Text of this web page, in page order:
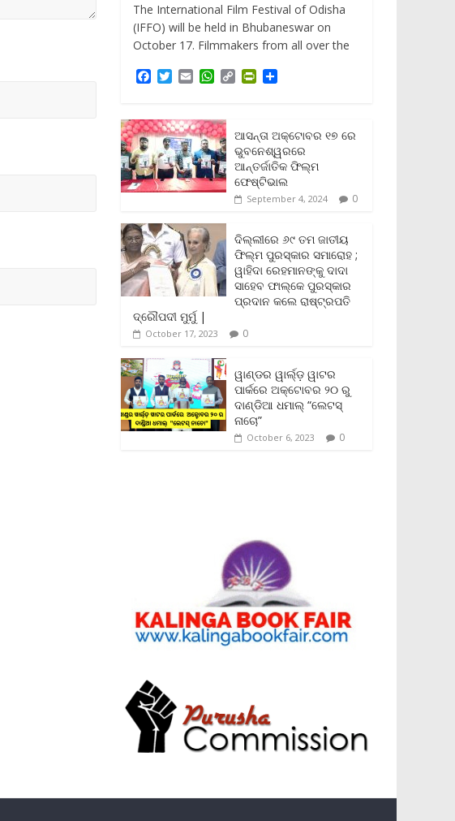
The International Film Festival of Odisha
(IFFO) will be held in Bhubaneswar on
October 17. Filmmakers from all over the
e
b
o
o
k
T
t
t
e
r
E
i
l
W
t
s
A
p
p
C
L
i
n
k
P
t
F
r
i
e
n
l
y
e
ଆସନ୍ତା ଅକ୍ଟୋବର ୧୭ ରେ
ଭୁବନେଶ୍ୱରରେ
ଆନ୍ତର୍ଜାତିକ ଫିଲ୍ମ
ଫେଷ୍ଟିଭାଲ
September 4, 2024 0
ଦିଲ୍ଲୀରେ ୬୯ ତମ ଜାତୀୟ
ଫିଲ୍ମ ପୁରସ୍କାର ସମାରୋହ ;
ୱାହିଦା ରେହମାନଙ୍କୁ ଦାଦା
ସାହେବ ଫାଲ୍‌କେ ପୁରସ୍କାର
ପ୍ରଦାନ କଲେ ରାଷ୍ଟ୍ରପତି
ଦ୍ରୌପଦୀ ମୁର୍ମୁ |
October 17, 2023 0
ୱାଣ୍ଡର ୱାର୍ଲ୍‌ଡ଼ ୱାଟର
ପାର୍କରେ ଅକ୍ଟୋବର ୨୦ ରୁ
ଦାଣ୍ଡିଆ ଧମାଲ୍ “ଲେଟସ୍
ନାଚୋ”
October 6, 2023 0